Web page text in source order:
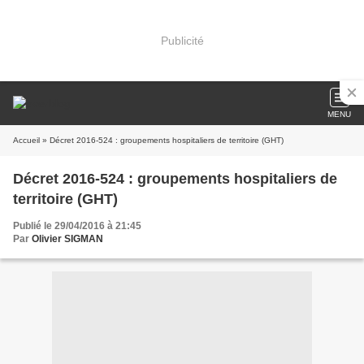
Publicité
MENU
Accueil » Décret 2016-524 : groupements hospitaliers de territoire (GHT)
Décret 2016-524 : groupements hospitaliers de
territoire (GHT)
Publié le 29/04/2016 à 21:45
Par Olivier SIGMAN